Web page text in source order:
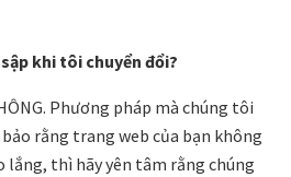
khi tôi chuyển đổi?
Phương pháp mà chúng tôi
rằng trang web của bạn không
lắng, thì hãy yên tâm rằng chúng